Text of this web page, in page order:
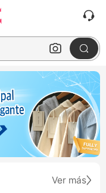
Ver más